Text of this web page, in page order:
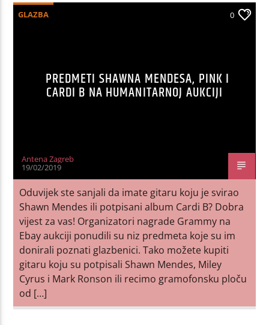
GLAZBA 0
PREDMETI SHAWNA MENDESA, PINK I
CARDI B NA HUMANITARNOJ AUKCIJI
Antena Zagreb
19/02/2019
Oduvijek ste sanjali da imate gitaru koju je svirao
Shawn Mendes ili potpisani album Cardi B? Dobra
vijest za vas! Organizatori nagrade Grammy na
Ebay aukciji ponudili su niz predmeta koje su im
donirali poznati glazbenici. Tako možete kupiti
gitaru koju su potpisali Shawn Mendes, Miley
Cyrus i Mark Ronson ili recimo gramofonsku ploču
od […]